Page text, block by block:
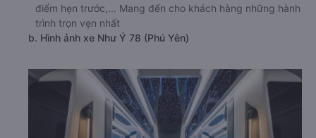
điểm hẹn trước,... Mang đến cho khách hàng những hành
trình trọn vẹn nhất
b. Hình ảnh xe Như Ý 78 (Phú Yên)